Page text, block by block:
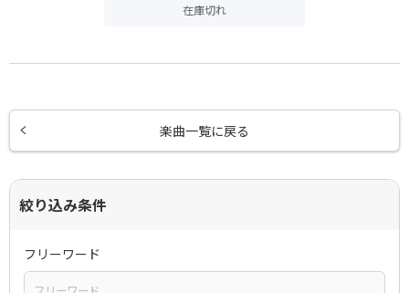
在庫切れ
楽曲一覧に戻る
絞り込み条件
フリーワード